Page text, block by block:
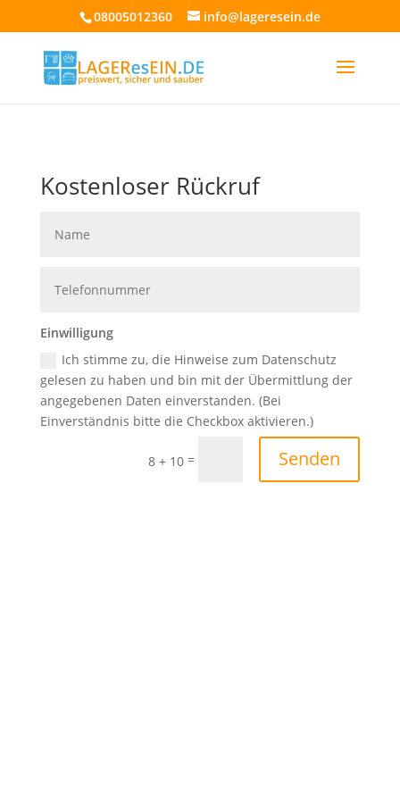
08005012360 info@lageresein.de
Kostenloser Rückruf
Einwilligung
Ich stimme zu, die Hinweise zum Datenschutz
gelesen zu haben und bin mit der Übermittlung der
angegebenen Daten einverstanden. (Bei
Einverständnis bitte die Checkbox aktivieren.)
8 + 10 = Senden